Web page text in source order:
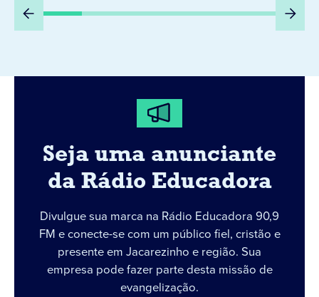
Seja uma anunciante
da Rádio Educadora
Divulgue sua marca na Rádio Educadora 90,9
FM e conecte-se com um público fiel, cristão e
presente em Jacarezinho e região. Sua
empresa pode fazer parte desta missão de
evangelização.